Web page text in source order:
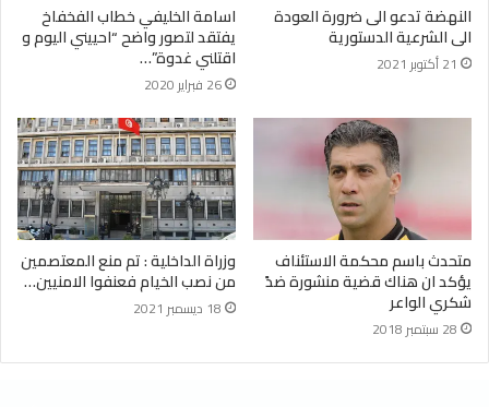
النهضة تدعو الى ضرورة العودة
الى الشرعية الدستورية
21 أكتوبر 2021
اسامة الخليفي خطاب الفخفاخ
يفتقد لتصور واضح “احييني اليوم و
اقتلني غدوة”…
26 فبراير 2020
متحدث باسم محكمة الاستئناف
يؤكد ان هناك قضية منشورة ضدً
شكري الواعر
28 سبتمبر 2018
وزراة الداخلية : تم منع المعتصمين
من نصب الخيام فعنفوا الامنيين…
18 ديسمبر 2021